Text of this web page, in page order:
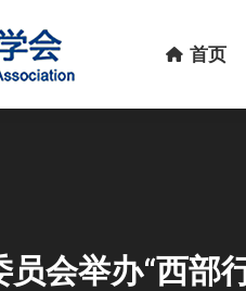
首页
员会举办“西部